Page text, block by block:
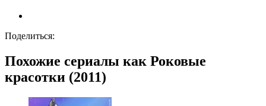
Поделиться:
Похожие сериалы как Роковые
красотки (2011)